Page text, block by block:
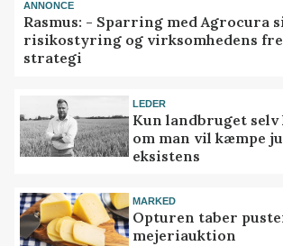
ANNONCE
Rasmus: - Sparring med Agrocura
risikostyring og virksomhedens
strategi
LEDER
Kun landbruget selv
om man vil kæmpe
eksistens
MARKED
Opturen taber
mejeriauktion